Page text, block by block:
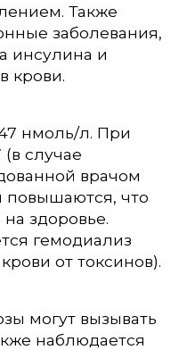
Также
заболевания,
инсулина и
крови.
нмоль/л. При
случае
врачом
повышаются, что
на здоровье.
гемодиализ
от токсинов).
могут вызывать
наблюдается